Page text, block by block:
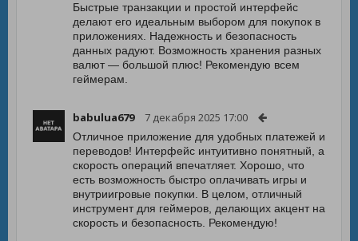
Быстрые транзакции и простой интерфейс
делают его идеальным выбором для покупок в
приложениях. Надежность и безопасность
данных радуют. Возможность хранения разных
валют — большой плюс! Рекомендую всем
геймерам.
babulua679 7 декабря 2025 17:00
Отличное приложение для удобных платежей и
переводов! Интерфейс интуитивно понятный, а
скорость операций впечатляет. Хорошо, что
есть возможность быстро оплачивать игры и
внутриигровые покупки. В целом, отличный
инструмент для геймеров, делающих акцент на
скорость и безопасность. Рекомендую!